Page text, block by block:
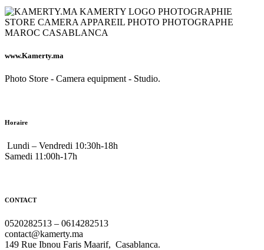
www.Kamerty.ma
Photo Store - Camera equipment - Studio.
Horaire
Lundi – Vendredi 10:30h-18h
Samedi 11:00h-17h
CONTACT
0520282513 – 0614282513
contact@kamerty.ma
149 Rue Ibnou Faris Maarif, Casablanca.